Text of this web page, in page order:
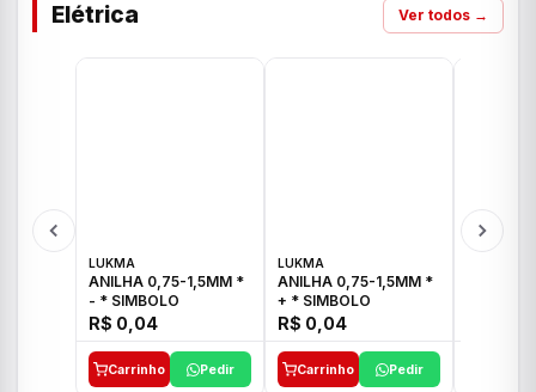
Elétrica Ver todos →
LUKMA
ANILHA 0,75-1,5MM *
- * SIMBOLO
R$ 0,04
Carrinho Pedir
LUKMA
ANILHA 0,75-1,5MM *
+ * SIMBOLO
R$ 0,04
Carrinho Pedir